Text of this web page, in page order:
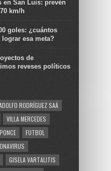
en San Luis: prevén
km/h
goles: ¿cuántos
esa meta?
de
reveses políticos
RODRÍGUEZ SAÁ
VILLA MERCEDES
FUTBOL
GISELA VARTALITIS